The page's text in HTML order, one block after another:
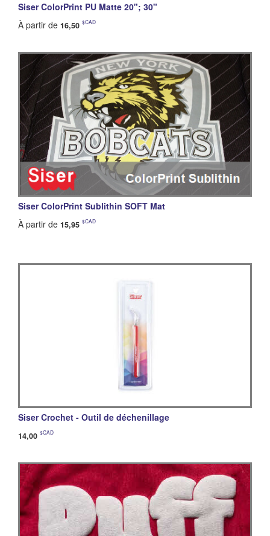
Siser ColorPrint PU Matte 20"; 30"
À partir de 16,50 $CAD
Siser ColorPrint Sublithin SOFT Mat
À partir de 15,95 $CAD
Siser Crochet - Outil de déchenillage
14,00 $CAD